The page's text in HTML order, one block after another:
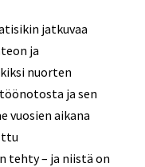
jatkuvaa
ja
nuorten
ja sen
vuosien aikana
tehty – ja niistä on